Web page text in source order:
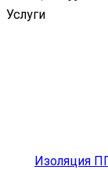
Услуги
Изоляция